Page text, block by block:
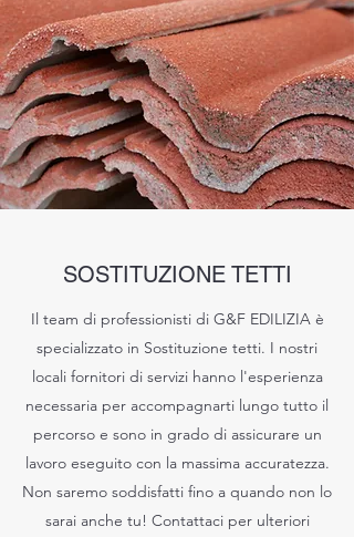
SOSTITUZIONE TETTI
Il team di professionisti di G&F EDILIZIA è
specializzato in Sostituzione tetti. I nostri
locali fornitori di servizi hanno l'esperienza
necessaria per accompagnarti lungo tutto il
percorso e sono in grado di assicurare un
lavoro eseguito con la massima accuratezza.
Non saremo soddisfatti fino a quando non lo
sarai anche tu! Contattaci per ulteriori